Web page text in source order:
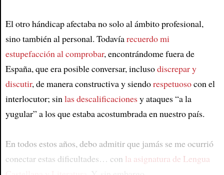
El otro hándicap afectaba no solo al ámbito profesional,
sino también al personal. Todavíarecuerdo mi
estupefacción al comprobar, encontrándome fuera de
España, que era posible conversar, inclusodiscrepar y
discutir, de manera constructiva y siendorespetuosocon el
interlocutor; sinlas descalificacionesy ataques “a la
yugular” a los que estaba acostumbrada en nuestro país.
En todos estos años, debo admitir que jamás se me ocurrió
conectar estas dificultades… con la asignatura de Lengua